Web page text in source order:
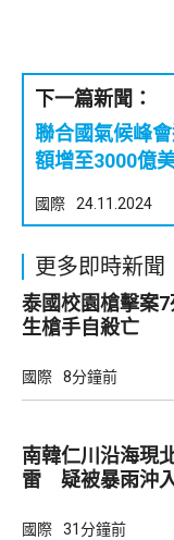
下一篇新聞：
聯合國氣候峰
額增至3000億
國際 24.11.2024
更多即時新聞
泰國校園槍擊案
生槍手自殺亡
國際 8分鐘前
南韓仁川沿海現
雷 疑被暴雨沖
國際 31分鐘前